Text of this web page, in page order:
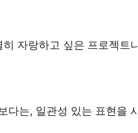
자랑하고 싶은 프로젝트
다는, 일관성 있는 표현을